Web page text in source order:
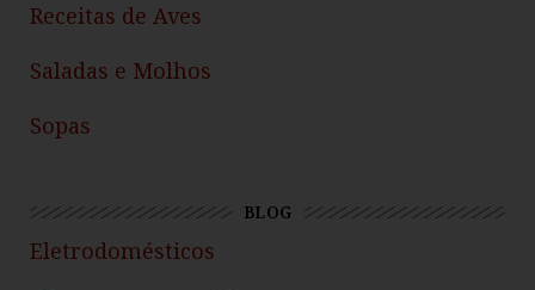
Receitas de Aves
Saladas e Molhos
Sopas
BLOG
Eletrodomésticos